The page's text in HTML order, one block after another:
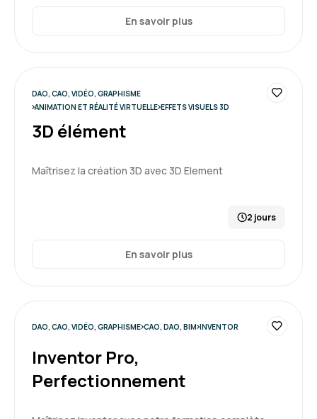
En savoir plus
DAO, CAO, VIDÉO, GRAPHISME
ANIMATION ET RÉALITÉ VIRTUELLE EFFETS VISUELS 3D
3D élément
Maîtrisez la création 3D avec 3D Element
2 jours
En savoir plus
DAO, CAO, VIDÉO, GRAPHISME CAO, DAO, BIM INVENTOR
Inventor Pro,
Perfectionnement